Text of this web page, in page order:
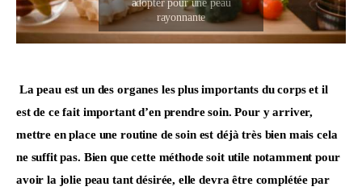
La peau est un des organes les plus importants du corps et il
est de ce fait important d’en prendre soin. Pour y arriver,
mettre en place une routine de soin est déjà très bien mais cela
ne suffit pas. Bien que cette méthode soit utile notamment pour
avoir la jolie peau tant désirée, elle devra être complétée par